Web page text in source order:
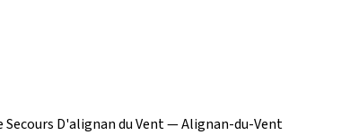
Secours D'alignan du Vent — Alignan-du-Vent